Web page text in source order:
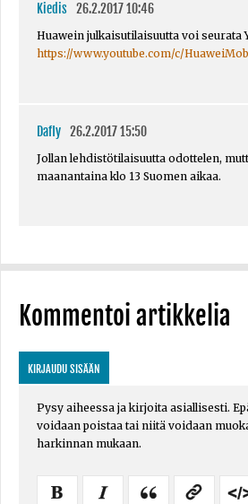
Kiedis 26.2.2017 10:46
Huawein julkaisutilaisuutta voi seurata
https://www.youtube.com/c/
Dafly 26.2.2017 15:50
Jollan lehdistötilaisuutta odottelen,
maanantaina klo 13 Suomen aikaa.
Kommentoi artikkelia
KIRJAUDU SISÄÄN
Pysy aiheessa ja kirjoita asiallisesti.
voidaan poistaa tai niitä voidaan
harkinnan mukaan.